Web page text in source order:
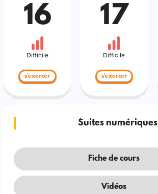
16
Difficile
s'exercer
17
Difficile
s'exercer
Suites numériques
Fiche de cours
Vidéos